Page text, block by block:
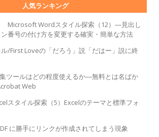
人気ランキング
Microsoft Wordスタイル探索（12）―見出し
番号の付け方を変更する確実・簡単な方法
ル/First Loveの「だろう」説「だはー」説に終
ツールはどの程度使えるか―無料とは名ばか
Web
スタイル探索（5）Excelのテーマと標準フォ
に勝手にリンクが作成されてしまう現象